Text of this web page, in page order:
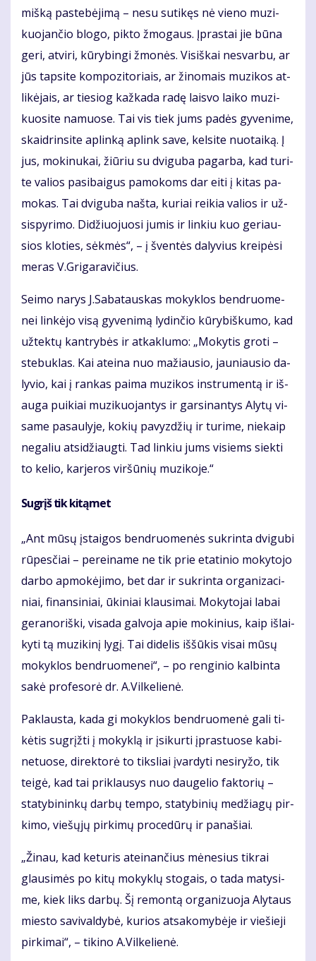
miš­ką pa­ste­bė­ji­mą – ne­su su­ti­kęs nė vie­no mu­zi­
kuo­jan­čio blo­go, pik­to žmo­gaus. Įpras­tai jie bū­na
ge­ri, at­vi­ri, kū­ry­bin­gi žmo­nės. Vi­siš­kai ne­svar­bu, ar
jūs tap­si­te kom­po­zi­to­riais, ar ži­no­mais mu­zi­kos at­
li­kė­jais, ar tie­siog kaž­ka­da ra­dę lais­vo lai­ko mu­zi­
kuo­si­te na­muo­se. Tai vis tiek jums pa­dės gy­ve­ni­me,
skaid­rin­si­te ap­lin­ką ap­link sa­ve, kel­si­te nuo­tai­ką. Į
jus, mo­ki­nu­kai, žiū­riu su dvi­gu­ba pa­gar­ba, kad tu­ri­
te va­lios pa­si­bai­gus pa­mo­koms dar ei­ti į ki­tas pa­
mo­kas. Tai dvi­gu­ba naš­ta, ku­riai rei­kia va­lios ir už­
si­spy­ri­mo. Di­džiuo­juo­si ju­mis ir lin­kiu kuo ge­riau­
sios klo­ties, sėk­mės“, – į šven­tės da­ly­vius krei­pė­si
me­ras V.Gri­ga­ra­vi­čius.
Sei­mo na­rys J.Sa­ba­taus­kas mo­kyk­los ben­druo­me­
nei lin­kė­jo vi­są gy­ve­ni­mą ly­din­čio kū­ry­biš­ku­mo, kad
už­tek­tų kan­try­bės ir at­kak­lu­mo: „Mo­ky­tis gro­ti –
ste­buk­las. Kai at­ei­na nuo ma­žiau­sio, jau­niau­sio da­
ly­vio, kai į ran­kas pa­ima mu­zi­kos in­stru­men­tą ir iš­
au­ga pui­kiai mu­zi­kuo­jan­tys ir gar­si­nan­tys Aly­tų vi­
sa­me pa­sau­ly­je, ko­kių pa­vyz­džių ir tu­ri­me, nie­kaip
ne­ga­liu at­si­džiaug­ti. Tad lin­kiu jums vi­siems siek­ti
to ke­lio, kar­je­ros vir­šū­nių mu­zi­ko­je.“
Su­grįš tik ki­tą­met
„Ant mū­sų įstai­gos ben­druo­me­nės su­krin­ta dvi­gu­bi
rū­pes­čiai – per­ei­na­me ne tik prie eta­ti­nio mo­ky­to­jo
dar­bo ap­mo­kė­ji­mo, bet dar ir su­krin­ta or­ga­ni­za­ci­
niai, fi­nan­si­niai, ūki­niai klau­si­mai. Mo­ky­to­jai la­bai
ge­ra­no­riš­ki, vi­sa­da gal­vo­ja apie mo­ki­nius, kaip iš­lai­
ky­ti tą mu­zi­ki­nį ly­gį. Tai di­de­lis iš­šū­kis vi­sai mū­sų
mo­kyk­los ben­druo­me­nei“, – po ren­gi­nio kal­bin­ta
sa­kė pro­fe­so­rė dr. A.Vil­ke­lie­nė.
Pa­klaus­ta, ka­da gi mo­kyk­los ben­druo­me­nė ga­li ti­
kė­tis su­grįž­ti į mo­kyk­lą ir įsi­kur­ti įpras­tuo­se ka­bi­
ne­tuo­se, di­rek­to­rė to tiks­liai įvar­dy­ti ne­si­ry­žo, tik
tei­gė, kad tai pri­klau­sys nuo dau­ge­lio fak­to­rių –
sta­ty­bi­nin­kų dar­bų tem­po, sta­ty­bi­nių me­džia­gų pir­
ki­mo, vie­šų­jų pir­ki­mų pro­ce­dū­rų ir pa­na­šiai.
„Ži­nau, kad ke­tu­ris at­ei­nan­čius mė­ne­sius tik­rai
glau­si­mės po ki­tų mo­kyk­lų sto­gais, o ta­da ma­ty­si­
me, kiek liks dar­bų. Šį re­mon­tą or­ga­ni­zuo­ja Aly­taus
mies­to sa­vi­val­dy­bė, ku­rios at­sa­ko­my­bė­je ir vie­šie­ji
pir­ki­mai“, – ti­ki­no A.Vil­ke­lie­nė.